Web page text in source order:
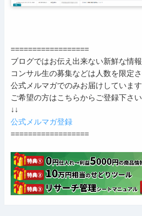
==================
ブログではお伝え出来ない新鮮な情報
コンサル生の募集などは人数を限定
公式メルマガでのみお届けしています
ご希望の方はこちらからご登録下さい
↓↓
公式メルマガ登録
==================